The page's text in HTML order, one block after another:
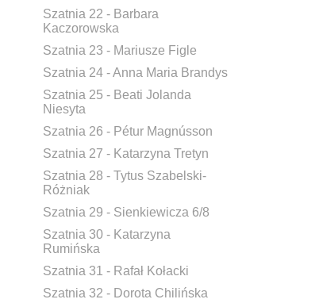
Szatnia 22 - Barbara
Kaczorowska
Szatnia 23 - Mariusze Figle
Szatnia 24 - Anna Maria Brandys
Szatnia 25 - Beati Jolanda
Niesyta
Szatnia 26 - Pétur Magnússon
Szatnia 27 - Katarzyna Tretyn
Szatnia 28 - Tytus Szabelski-
Różniak
Szatnia 29 - Sienkiewicza 6/8
Szatnia 30 - Katarzyna
Rumińska
Szatnia 31 - Rafał Kołacki
Szatnia 32 - Dorota Chilińska